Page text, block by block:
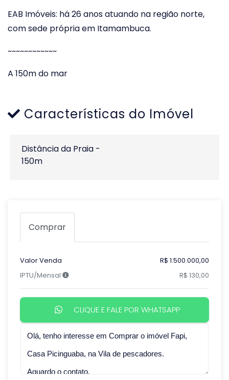
EAB Imóveis: há 26 anos atuando na região norte,
com sede própria em Itamambuca.
~~~~~~~~~~~~
A 150m do mar
Características do Imóvel
Distância da Praia -
150m
Comprar
Valor Venda
R$ 1.500.000,00
IPTU/Mensal
R$ 130,00
CLIQUE E FALE POR WHATSAPP